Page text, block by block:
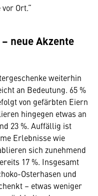
Ort.“
neue Akzente
weiterhin
an Bedeutung. 65 %
von gefärbten Eiern
hingegen etwas an
23 %. Auffällig ist
Erlebnisse wie
sich zunehmend
17 %. Insgesamt
Osterhasen und
– etwas weniger